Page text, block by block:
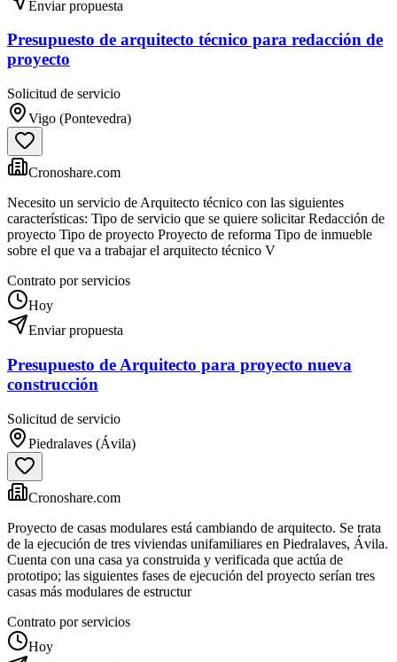
Enviar propuesta
Presupuesto de arquitecto técnico para redacción de
proyecto
Solicitud de servicio
Vigo (Pontevedra)
Cronoshare.com
Necesito un servicio de Arquitecto técnico con las siguientes
características: Tipo de servicio que se quiere solicitar Redacción de
proyecto Tipo de proyecto Proyecto de reforma Tipo de inmueble
sobre el que va a trabajar el arquitecto técnico V
Contrato por servicios
Hoy
Enviar propuesta
Presupuesto de Arquitecto para proyecto nueva
construcción
Solicitud de servicio
Piedralaves (Ávila)
Cronoshare.com
Proyecto de casas modulares está cambiando de arquitecto. Se trata
de la ejecución de tres viviendas unifamiliares en Piedralaves, Ávila.
Cuenta con una casa ya construida y verificada que actúa de
prototipo; las siguientes fases de ejecución del proyecto serían tres
casas más modulares de estructur
Contrato por servicios
Hoy